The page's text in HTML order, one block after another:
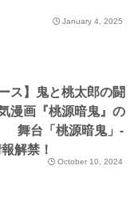
January 4, 2025
ス】鬼と桃太郎の闘
漫画『桃源暗鬼』の
舞台「桃源暗鬼」-
解禁！
October 10, 2024